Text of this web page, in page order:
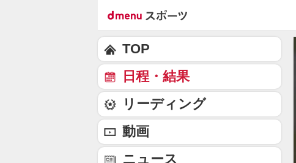
TOP
日程・結果
リーディング
動画
ニュース